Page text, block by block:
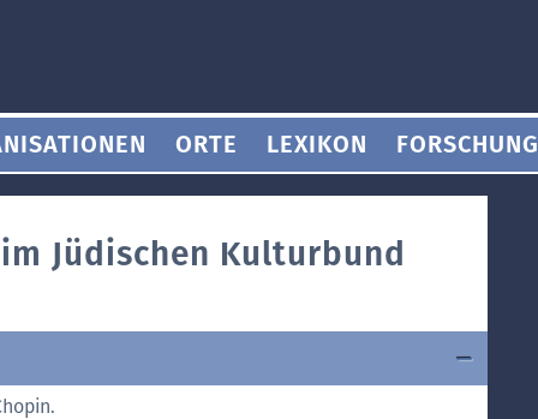
ORTE LEXIKON FORSCHUNG
Jüdischen Kulturbund